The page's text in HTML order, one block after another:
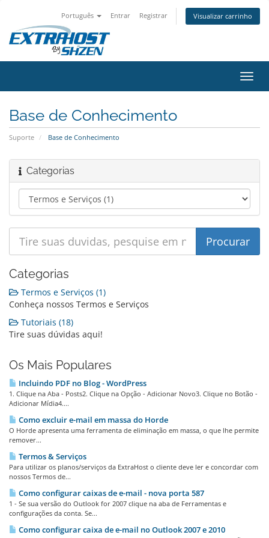
Português Entrar Registrar Visualizar carrinho
Base de Conhecimento
Suporte Base de Conhecimento
Categorias
Categorias
Termos e Serviços (1)
Conheça nossos Termos e Serviços
Tutoriais (18)
Tire suas dúvidas aqui!
Os Mais Populares
Incluindo PDF no Blog - WordPress
1. Clique na Aba - Posts2. Clique na Opção - Adicionar Novo3. Clique no Botão -
Adicionar Mídia4....
Como excluir e-mail em massa do Horde
O Horde apresenta uma ferramenta de eliminação em massa, o que lhe permite
remover...
Termos & Serviços
Para utilizar os planos/serviços da ExtraHost o cliente deve ler e concordar com
nossos Termos de...
Como configurar caixas de e-mail - nova porta 587
1 - Se sua versão do Outlook for 2007 clique na aba de Ferramentas e
configurações da conta. Se...
Como configurar caixa de e-mail no Outlook 2007 e 2010